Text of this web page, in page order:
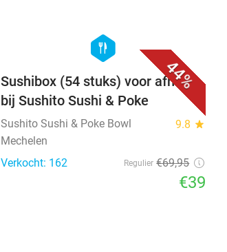
44%
hexagon
food
Sushibox (54 stuks) voor afhaal
bij Sushito Sushi & Poke
Sushito Sushi & Poke Bowl 9.8 star
Mechelen
Verkocht: 162
Regulier €69,95
€39